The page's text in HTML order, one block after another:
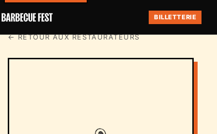
BILLETTERIE
← RETOUR AUX RESTAURATEURS